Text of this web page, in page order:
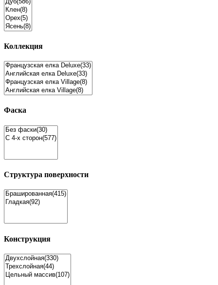
Коллекция
Фаска
Структура поверхности
Конструкция